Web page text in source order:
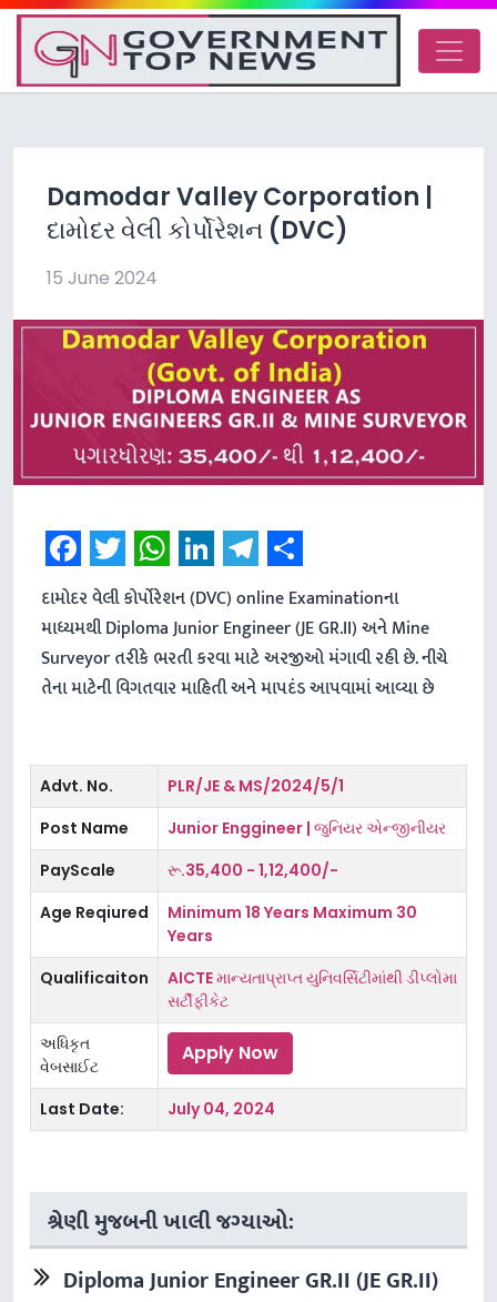
Damodar Valley Corporation |
દામોદર વેલી કોર્પોરેશન (DVC)
15 June 2024
Facebook
Twitter
WhatsApp
LinkedIn
Telegram
Share
દામોદર વેલી કોર્પોરેશન (DVC) online Examinationના
માધ્યમથી Diploma Junior Engineer (JE GR.II) અને Mine
Surveyor તરીકે ભરતી કરવા માટે અરજીઓ મંગાવી રહી છે. નીચે
તેના માટેની વિગતવાર માહિતી અને માપદંડ આપવામાં આવ્યા છે
Advt. No.
PLR/JE & MS/2024/5/1
Post Name
Junior Enggineer | જુનિયર એન્જીનીયર
PayScale
રૂ.35,400 - 1,12,400/-
Age Reqiured
Minimum 18 Years Maximum 30
Years
Qualificaiton
AICTE માન્યતાપ્રાપ્ત યુનિવર્સિટીમાંથી ડીપ્લોમા
સર્ટીફીકેટ
અધિકૃત
વેબસાઈટ
Apply Now
Last Date: July 04, 2024
શ્રેણી મુજબની ખાલી જગ્યાઓ:
Diploma Junior Engineer GR.II (JE GR.II)